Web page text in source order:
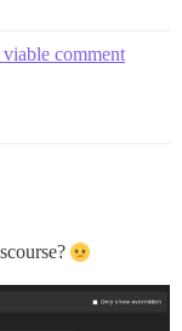
comment